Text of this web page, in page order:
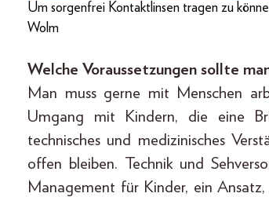
Um sorgenfrei Kontaktlinsen tragen zu
Wolm
Welche Voraussetzungen sollte
Man muss gerne mit Menschen
Umgang mit Kindern, die eine
technisches und medizinisches
offen bleiben. Technik und
Management für Kinder, ein